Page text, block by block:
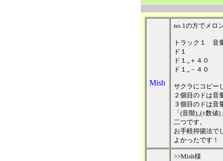
Mish
no.1の方でメロ
トラック１ 音
ド１
ド１,,＋４０
ド１,,－４０
サクラにコピー
２個目のドは音
３個目のドは音
「(音階),,(±数
二つです。
お手軽抑揚法で
よかったです！
>>Mish様